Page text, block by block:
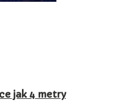
jak 4 metry